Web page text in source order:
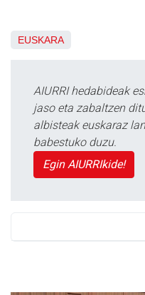
EUSKARA
AIURRI hedabideak
jaso eta zabaltzen
albisteak euskaraz
babestuko duzu.
Egin AIURRIkide!